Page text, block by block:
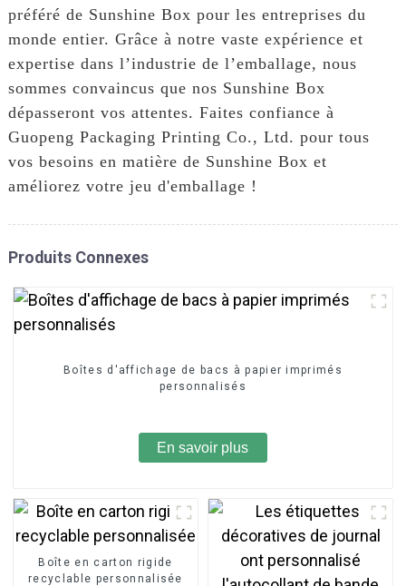
préféré de Sunshine Box pour les entreprises du
monde entier. Grâce à notre vaste expérience et
expertise dans l’industrie de l’emballage, nous
sommes convaincus que nos Sunshine Box
dépasseront vos attentes. Faites confiance à
Guopeng Packaging Printing Co., Ltd. pour tous
vos besoins en matière de Sunshine Box et
améliorez votre jeu d'emballage !
Produits Connexes
Boîtes d'affichage de bacs à papier imprimés
personnalisés
En savoir plus
Boîte en carton rigide
recyclable personnalisée